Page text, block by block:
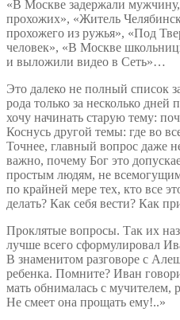
«В Москве задержали
прохожих», «Житель
прохожего из ружья», «Под
человек», «В Москве
и выложили видео в Сеть»…
Это далеко не полный список
рода только за несколько
хочу начинать старую тему:
Коснусь другой темы: где во
Точнее, главный вопрос даже
важно, почему Бог это
простым людям, не
по крайней мере тех, кто все
делать? Как себя вести? Как
Проклятые вопросы. Так их
лучше всего сформулировал
В знаменитом разговоре с
ребенка. Помните? Иван
мать обнималась с мучителем,
Не смеет она прощать ему!..»